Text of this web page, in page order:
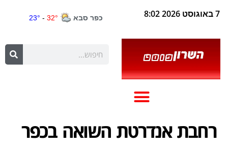
7 באוגוסט 2026 8:02
רחבת אנדרטת השואה בכפר